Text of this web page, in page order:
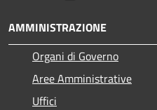
AMMINISTRAZIONE
Organi di Governo
Aree Amministrative
Uffici